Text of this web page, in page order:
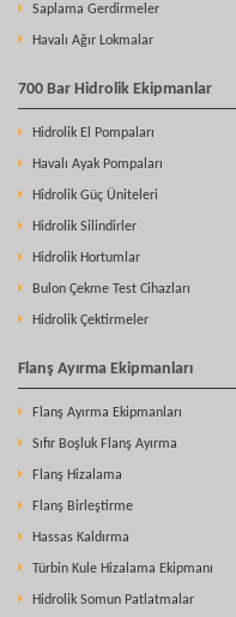
Saplama Gerdirmeler
Havalı Ağır Lokmalar
700 Bar Hidrolik Ekipmanlar
Hidrolik El Pompaları
Havalı Ayak Pompaları
Hidrolik Güç Üniteleri
Hidrolik Silindirler
Hidrolik Hortumlar
Bulon Çekme Test Cihazları
Hidrolik Çektirmeler
Flanş Ayırma Ekipmanları
Flanş Ayırma Ekipmanları
Sıfır Boşluk Flanş Ayırma
Flanş Hizalama
Flanş Birleştirme
Hassas Kaldırma
Türbin Kule Hizalama Ekipmanı
Hidrolik Somun Patlatmalar